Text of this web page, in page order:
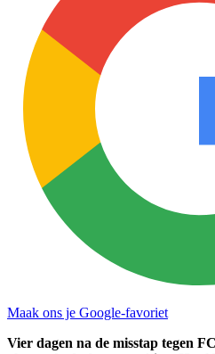
Maak ons je Google-favoriet
Vier dagen na de misstap tegen